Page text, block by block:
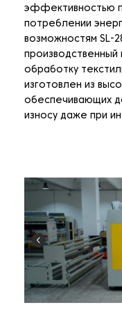
эффективностью
потреблении
возможностям SL-
производственный
обработку
изготовлен из
обеспечивающих
износу даже при